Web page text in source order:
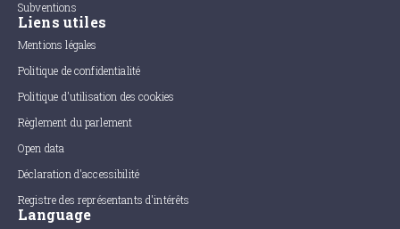
Subventions
Liens utiles
Mentions légales
Politique de confidentialité
Politique d'utilisation des cookies
Règlement du parlement
Open data
Déclaration d'accessibilité
Registre des représentants d'intérêts
Language